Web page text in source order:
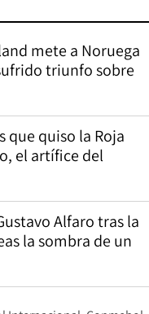
mete a Noruega
triunfo sobre
que quiso la Roja
el artífice del
Alfaro tras la
la sombra de un